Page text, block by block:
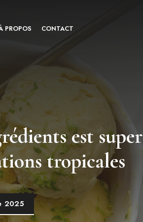
PROPOS CONTACT
est super
tropicales
2025